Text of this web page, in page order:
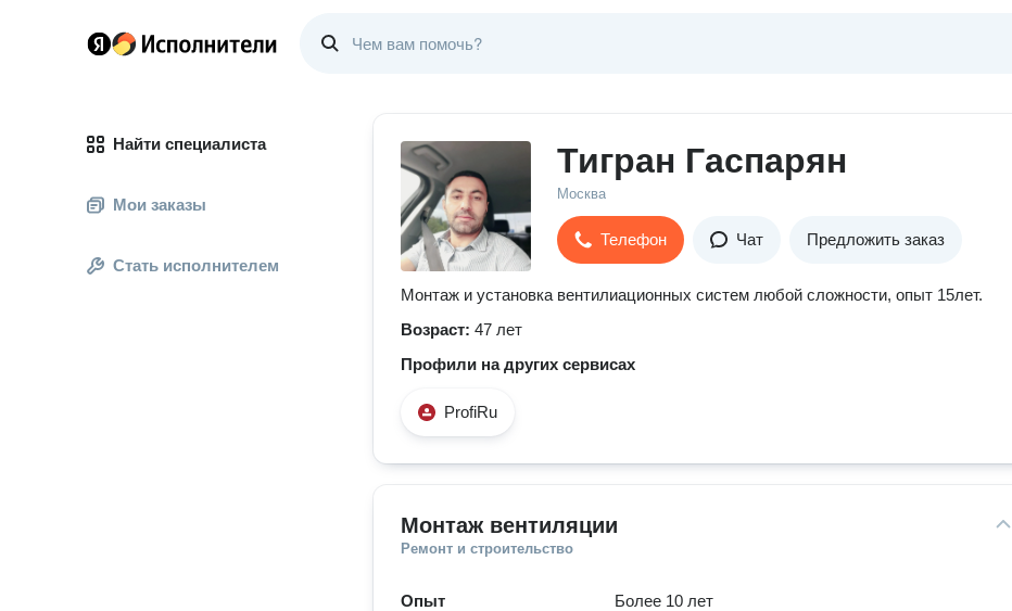
Найти специалиста
Мои заказы
Стать исполнителем
Тигран Гаспарян
Москва
Телефон Чат Предложить заказ
Монтаж и установка вентилиационных систем любой сложности, опыт 15лет.
Возраст: 47 лет
Профили на других сервисах
ProfiRu
Монтаж вентиляции
Ремонт и строительство
Опыт
Более 10 лет